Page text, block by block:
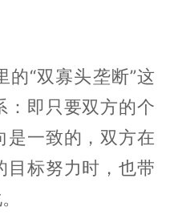
的“双寡头垄断”这
：即只要双方的个
是一致的，双方在
目标努力时，也带